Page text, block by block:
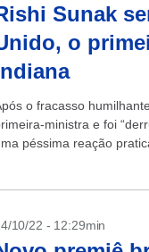
Sunak
o
o fracasso
ministra e foi
péssima reação
10/22 - 12:29min